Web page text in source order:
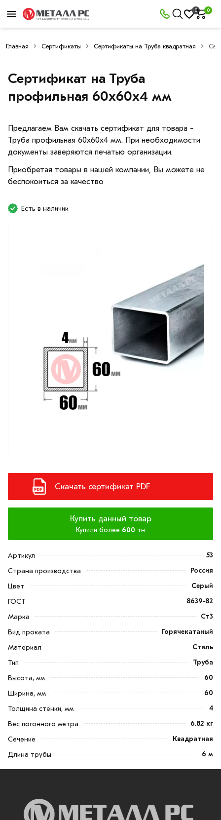
0 0
Главная Сертификаты Сертификаты на Труба квадратная
Сертификат на Труба
профильная 60х60х4 мм
Предлагаем Вам скачать сертификат для товара -
Труба профильная 60х60х4 мм. При необходимости
документы заверяются печатью организации.
Приобретая товары в нашей компании, Вы можете не
беспокоиться за качество
Есть в наличии
Скачать сертификат PDF
Купить данный товар
Купили более 600 тн
Артикул
53
Страна производства
Россия
Цвет
Серый
ГОСТ
8639-82
Марка
Ст3
Вид проката
Горячекатаный
Материал
Сталь
Тип
Труба
Высота, мм
60
Ширина, мм
60
Толщина стенки, мм
4
Вес погонного метра
6.82 кг
Сечение
Квадратная
Длина трубы
6 м